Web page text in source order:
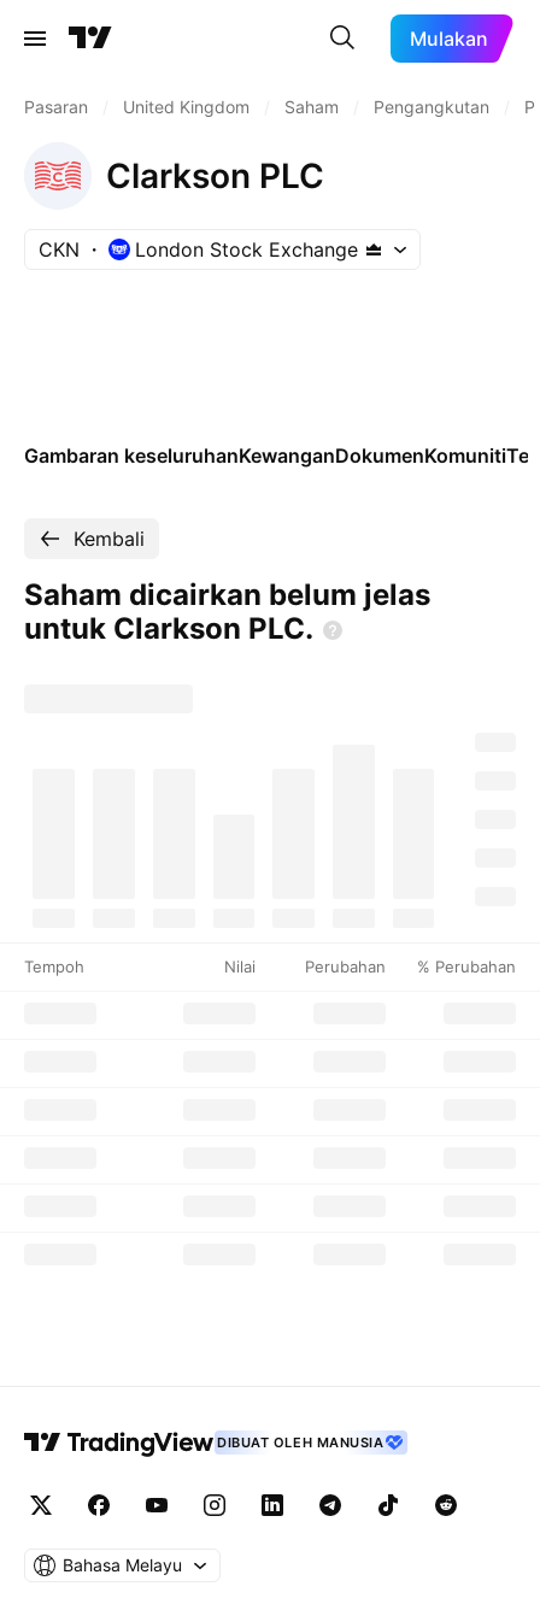
Mulakan
Pasaran United Kingdom Saham Pengangkutan
Clarkson PLC
CKN London Stock Exchange
Gambaran keseluruhanKewanganDokumenKomuniti
Kembali
Saham dicairkan belum jelas
untuk Clarkson PLC.
Tempoh Nilai Perubahan % Perubahan
DIBUAT OLEH MANUSIA
Bahasa Melayu